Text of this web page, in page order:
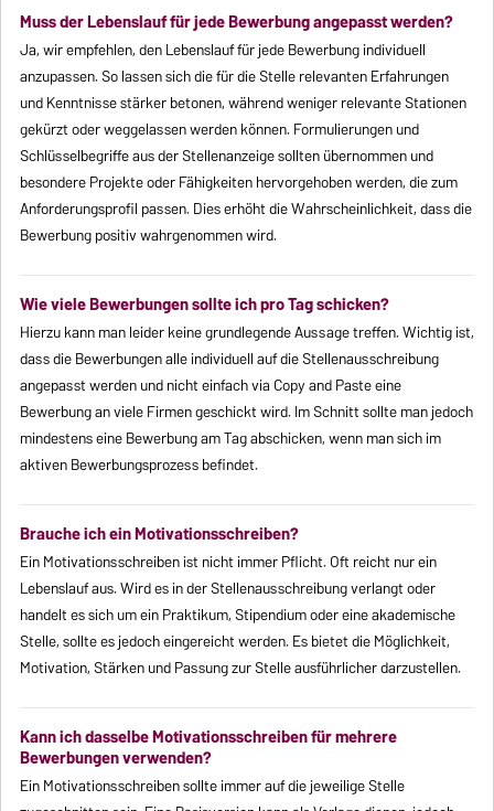
Muss der Lebenslauf für jede Bewerbung angepasst werden?
Ja, wir empfehlen, den Lebenslauf für jede Bewerbung individuell
anzupassen. So lassen sich die für die Stelle relevanten Erfahrungen
und Kenntnisse stärker betonen, während weniger relevante Stationen
gekürzt oder weggelassen werden können. Formulierungen und
Schlüsselbegriffe aus der Stellenanzeige sollten übernommen und
besondere Projekte oder Fähigkeiten hervorgehoben werden, die zum
Anforderungsprofil passen. Dies erhöht die Wahrscheinlichkeit, dass die
Bewerbung positiv wahrgenommen wird.
Wie viele Bewerbungen sollte ich pro Tag schicken?
Hierzu kann man leider keine grundlegende Aussage treffen. Wichtig ist,
dass die Bewerbungen alle individuell auf die Stellenausschreibung
angepasst werden und nicht einfach via Copy and Paste eine
Bewerbung an viele Firmen geschickt wird. Im Schnitt sollte man jedoch
mindestens eine Bewerbung am Tag abschicken, wenn man sich im
aktiven Bewerbungsprozess befindet.
Brauche ich ein Motivationsschreiben?
Ein Motivationsschreiben ist nicht immer Pflicht. Oft reicht nur ein
Lebenslauf aus. Wird es in der Stellenausschreibung verlangt oder
handelt es sich um ein Praktikum, Stipendium oder eine akademische
Stelle, sollte es jedoch eingereicht werden. Es bietet die Möglichkeit,
Motivation, Stärken und Passung zur Stelle ausführlicher darzustellen.
Kann ich dasselbe Motivationsschreiben für mehrere
Bewerbungen verwenden?
Ein Motivationsschreiben sollte immer auf die jeweilige Stelle